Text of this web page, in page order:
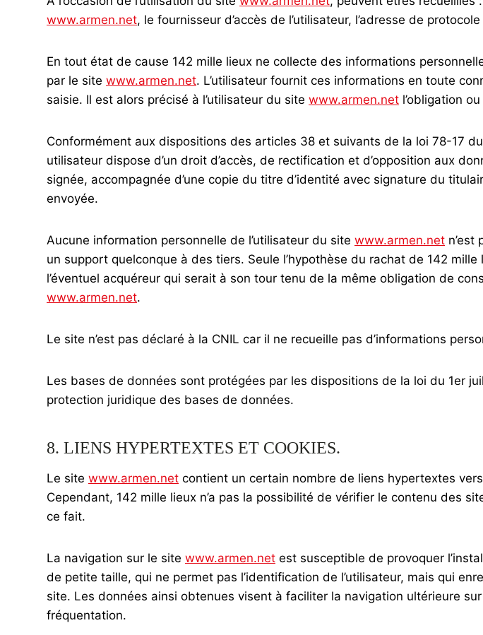
www.armen.net, le fournisseur d’accès de l’utilisateur, l’adresse de
En tout état de cause 142 mille lieux ne collecte des informations
par le site www.armen.net. L’utilisateur fournit ces informations en toute
saisie. Il est alors précisé à l’utilisateur du site www.armen.net l’obligation
Conformément aux dispositions des articles 38 et suivants de la loi 78-17
utilisateur dispose d’un droit d’accès, de rectification et d’opposition aux
signée, accompagnée d’une copie du titre d’identité avec signature du
envoyée.
Aucune information personnelle de l’utilisateur du site www.armen.net n’est
un support quelconque à des tiers. Seule l’hypothèse du rachat de 142
l’éventuel acquéreur qui serait à son tour tenu de la même obligation de
www.armen.net.
Le site n’est pas déclaré à la CNIL car il ne recueille pas d’informations
Les bases de données sont protégées par les dispositions de la loi du 1er
protection juridique des bases de données.
8. LIENS HYPERTEXTES ET COOKIES.
Le site www.armen.net contient un certain nombre de liens hypertextes
Cependant, 142 mille lieux n’a pas la possibilité de vérifier le contenu des
ce fait.
La navigation sur le site www.armen.net est susceptible de provoquer
de petite taille, qui ne permet pas l’identification de l’utilisateur, mais qui
site. Les données ainsi obtenues visent à faciliter la navigation ultérieure
fréquentation.